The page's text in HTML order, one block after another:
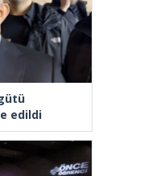
edildi